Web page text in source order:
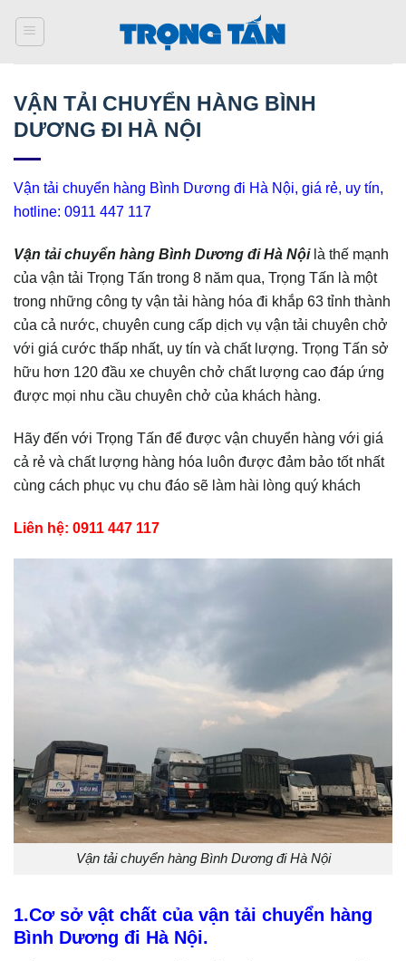
qua
VẬN TẢI CHUYỂN HÀNG BÌNH
DƯƠNG ĐI HÀ NỘI
Vận tải chuyển hàng Bình Dương đi Hà Nội, giá rẻ, uy tín,
hotline: 0911 447 117
Vận tải chuyển hàng Bình Dương đi Hà Nội là thế mạnh
của vận tải Trọng Tấn trong 8 năm qua, Trọng Tấn là một
trong những công ty vận tải hàng hóa đi khắp 63 tỉnh thành
của cả nước, chuyên cung cấp dịch vụ vận tải chuyên chở
với giá cước thấp nhất, uy tín và chất lượng. Trọng Tấn sở
hữu hơn 120 đầu xe chuyên chở chất lượng cao đáp ứng
được mọi nhu cầu chuyên chở của khách hàng.
Hãy đến với Trọng Tấn để được vận chuyển hàng với giá
cả rẻ và chất lượng hàng hóa luôn được đảm bảo tốt nhất
cùng cách phục vụ chu đáo sẽ làm hài lòng quý khách
Liên hệ: 0911 447 117
Vận tải chuyển hàng Bình Dương đi Hà Nội
1.Cơ sở vật chất của vận tải chuyển hàng
Bình Dương đi Hà Nội.